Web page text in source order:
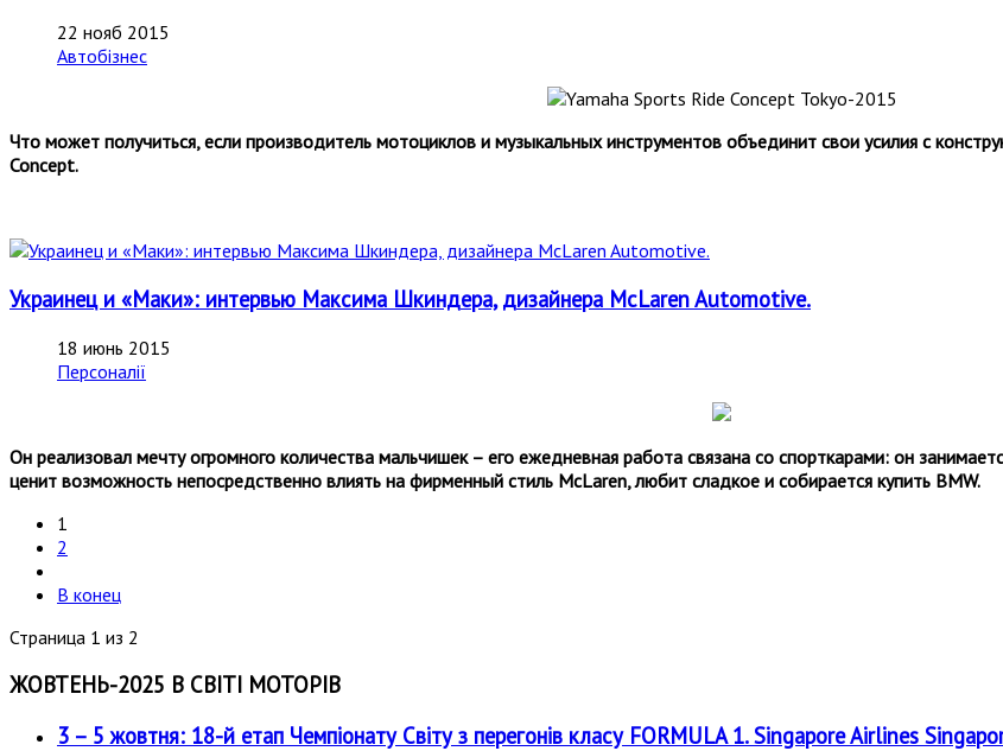
22 нояб 2015
Автобізнес
Что может получиться, если производитель мотоциклов и музыкальных инструментов объединит свои усилия с
Concept.
Украинец и «Маки»: интервью Максима Шкиндера, дизайнера McLaren Automotive.
18 июнь 2015
Персоналії
Он реализовал мечту огромного количества мальчишек – его ежедневная работа связана со спорткарами: он
ценит возможность непосредственно влиять на фирменный стиль McLaren,любит сладкое и собирается купить BMW.
1
2
В конец
Страница 1 из 2
ЖОВТЕНЬ-2025 В СВІТІ МОТОРІВ
3 – 5 жовтня: 18-й етап Чемпіонату Світу з перегонів класу FORMULA 1. Singapore Airlines